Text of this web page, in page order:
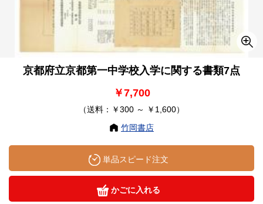
京都府立京都第一中学校入学に関する書類7点
￥7,700
（送料：￥300 ～ ￥1,600）
竹岡書店
単品スピード注文
かごに入れる